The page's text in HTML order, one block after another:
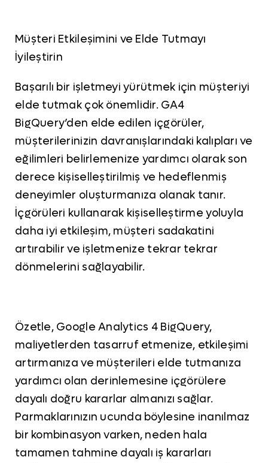
Müşteri Etkileşimini ve Elde Tutmayı
İyileştirin
Başarılı bir işletmeyi yürütmek için müşteriyi
elde tutmak çok önemlidir. GA4
BigQuery’den elde edilen içgörüler,
müşterilerinizin davranışlarındaki kalıpları ve
eğilimleri belirlemenize yardımcı olarak son
derece kişiselleştirilmiş ve hedeflenmiş
deneyimler oluşturmanıza olanak tanır.
İçgörüleri kullanarak kişiselleştirme yoluyla
daha iyi etkileşim, müşteri sadakatini
artırabilir ve işletmenize tekrar tekrar
dönmelerini sağlayabilir.
Özetle, Google Analytics 4 BigQuery,
maliyetlerden tasarruf etmenize, etkileşimi
artırmanıza ve müşterileri elde tutmanıza
yardımcı olan derinlemesine içgörülere
dayalı doğru kararlar almanızı sağlar.
Parmaklarınızın ucunda böylesine inanılmaz
bir kombinasyon varken, neden hala
tamamen tahmine dayalı iş kararları